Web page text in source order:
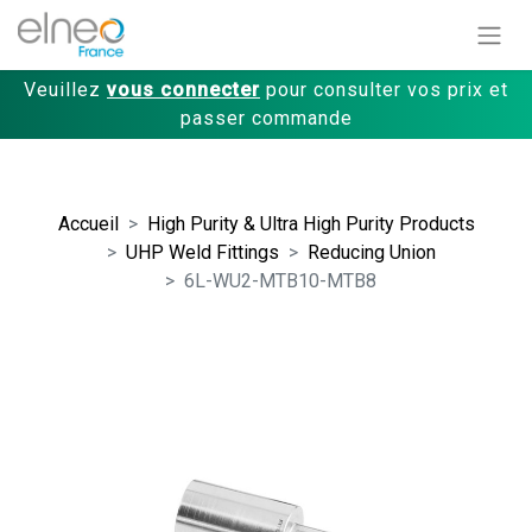
Veuillez vous connecter pour consulter vos prix et
passer commande
Accueil
High Purity & Ultra High Purity Products
UHP Weld Fittings
Reducing Union
6L-WU2-MTB10-MTB8